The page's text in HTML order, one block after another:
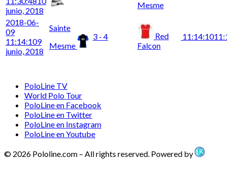
junio, 2018
Mesme
2018-06-
09
11:14:109
junio, 2018
Sainte
Mesme
3 - 4
Red
Falcon
11:14:10
PoloLine TV
World Polo Tour
PoloLine en Facebook
PoloLine en Twitter
PoloLine en Instagram
PoloLine en Youtube
© 2026 Pololine.com – All rights reserved. Powered by